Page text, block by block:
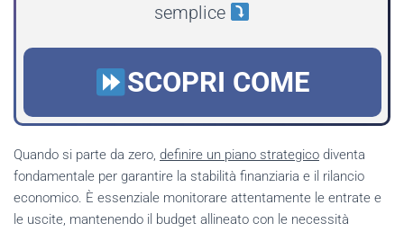
semplice
SCOPRI COME
Quando si parte da zero, definire un piano strategico diventa
fondamentale per garantire la stabilità finanziaria e il rilancio
economico. È essenziale monitorare attentamente le entrate e
le uscite, mantenendo il budget allineato con le necessità